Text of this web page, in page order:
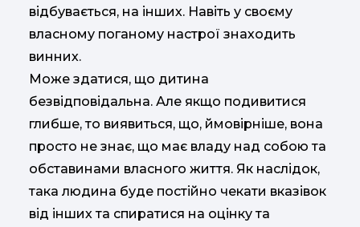
відбувається, на інших. Навіть у своєму
власному поганому настрої знаходить
винних.
Може здатися, що дитина
безвідповідальна. Але якщо подивитися
глибше, то виявиться, що, ймовірніше, вона
просто не знає, що має владу над собою та
обставинами власного життя. Як наслідок,
така людина буде постійно чекати вказівок
від інших та спиратися на оцінку та